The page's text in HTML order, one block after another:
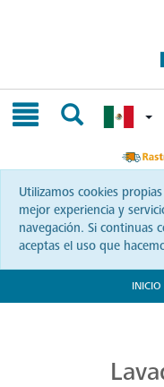
Utilizamos cookies
mejor experiencia y
navegación. Si continuas
aceptas el uso que
INICIO